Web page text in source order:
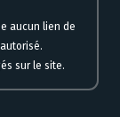
aucun lien de
sur le site.